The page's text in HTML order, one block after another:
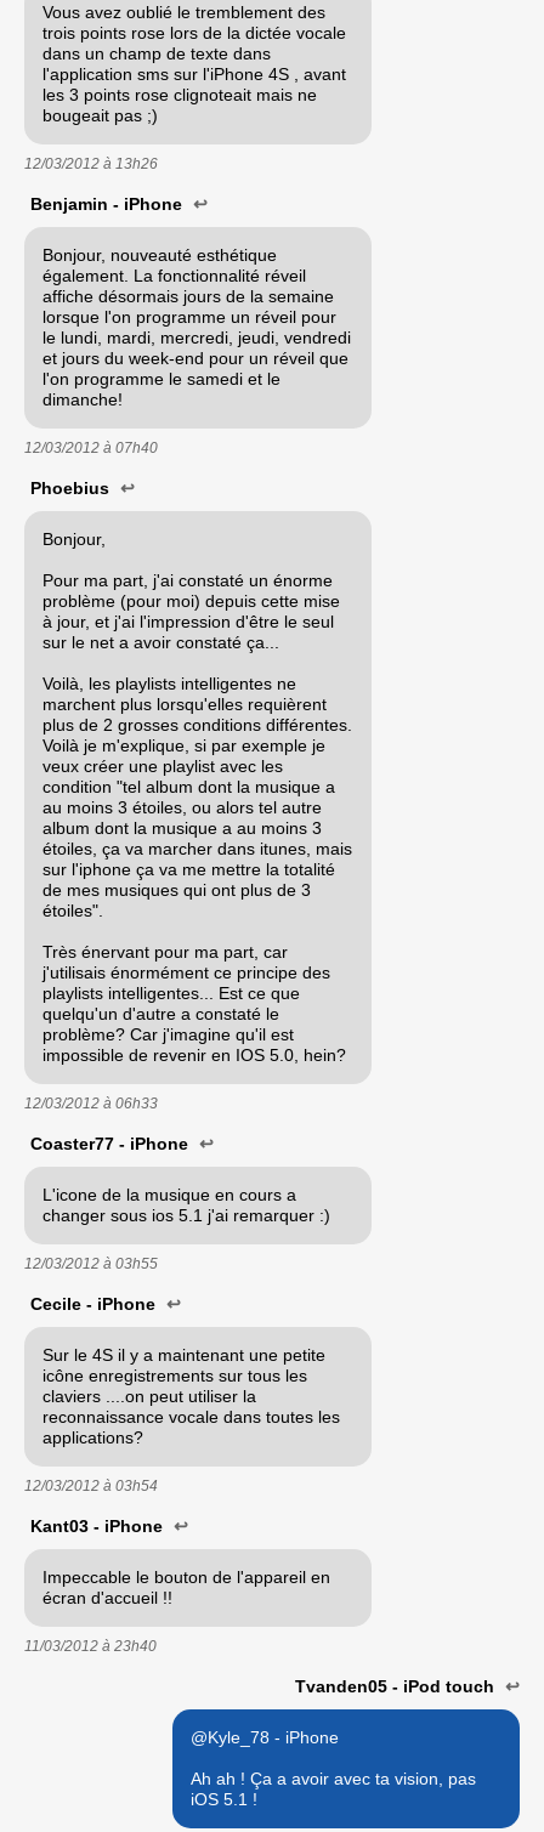
Vous avez oublié le tremblement des
trois points rose lors de la dictée vocale
dans un champ de texte dans
l'application sms sur l'iPhone 4S , avant
les 3 points rose clignoteait mais ne
bougeait pas ;)
12/03/2012 à 13h26
Benjamin - iPhone ↩
Bonjour, nouveauté esthétique
également. La fonctionnalité réveil
affiche désormais jours de la semaine
lorsque l'on programme un réveil pour
le lundi, mardi, mercredi, jeudi, vendredi
et jours du week-end pour un réveil que
l'on programme le samedi et le
dimanche!
12/03/2012 à 07h40
Phoebius ↩
Bonjour,
Pour ma part, j'ai constaté un énorme
problème (pour moi) depuis cette mise
à jour, et j'ai l'impression d'être le seul
sur le net a avoir constaté ça...
Voilà, les playlists intelligentes ne
marchent plus lorsqu'elles requièrent
plus de 2 grosses conditions différentes.
Voilà je m'explique, si par exemple je
veux créer une playlist avec les
condition "tel album dont la musique a
au moins 3 étoiles, ou alors tel autre
album dont la musique a au moins 3
étoiles, ça va marcher dans itunes, mais
sur l'iphone ça va me mettre la totalité
de mes musiques qui ont plus de 3
étoiles".
Très énervant pour ma part, car
j'utilisais énormément ce principe des
playlists intelligentes... Est ce que
quelqu'un d'autre a constaté le
problème? Car j'imagine qu'il est
impossible de revenir en IOS 5.0, hein?
12/03/2012 à 06h33
Coaster77 - iPhone ↩
L'icone de la musique en cours a
changer sous ios 5.1 j'ai remarquer :)
12/03/2012 à 03h55
Cecile - iPhone ↩
Sur le 4S il y a maintenant une petite
icône enregistrements sur tous les
claviers ....on peut utiliser la
reconnaissance vocale dans toutes les
applications?
12/03/2012 à 03h54
Kant03 - iPhone ↩
Impeccable le bouton de l'appareil en
écran d'accueil !!
11/03/2012 à 23h40
Tvanden05 - iPod touch ↩
@Kyle_78 - iPhone
Ah ah ! Ça a avoir avec ta vision, pas
iOS 5.1 !